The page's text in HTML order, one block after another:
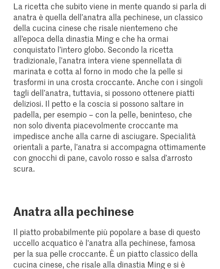
La ricetta che subito viene in mente quando si parla di
anatra è quella dell’anatra alla pechinese, un classico
della cucina cinese che risale nientemeno che
all’epoca della dinastia Ming e che ha ormai
conquistato l’intero globo. Secondo la ricetta
tradizionale, l’anatra intera viene spennellata di
marinata e cotta al forno in modo che la pelle si
trasformi in una crosta croccante. Anche con i singoli
tagli dell’anatra, tuttavia, si possono ottenere piatti
deliziosi. Il petto e la coscia si possono saltare in
padella, per esempio – con la pelle, beninteso, che
non solo diventa piacevolmente croccante ma
impedisce anche alla carne di asciugare. Specialità
orientali a parte, l’anatra si accompagna ottimamente
con gnocchi di pane, cavolo rosso e salsa d’arrosto
scura.
Anatra alla pechinese
Il piatto probabilmente più popolare a base di questo
uccello acquatico è l'anatra alla pechinese, famosa
per la sua pelle croccante. È un piatto classico della
cucina cinese, che risale alla dinastia Ming e si è